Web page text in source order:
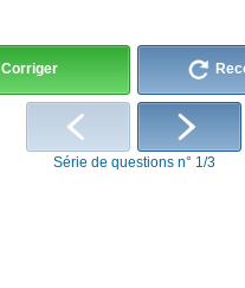
Corriger
Série de questions n° 1/3